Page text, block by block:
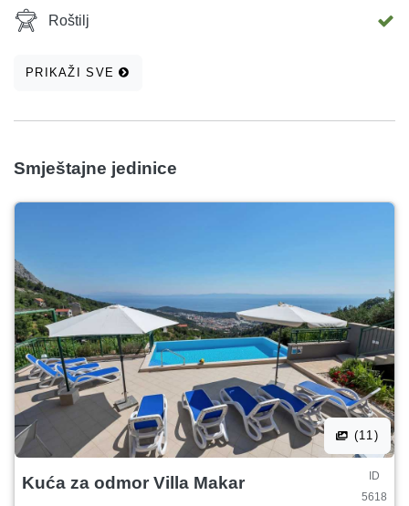
Roštilj
PRIKAŽI SVE
Smještajne jedinice
(11)
Kuća za odmor Villa Makar
ID
5618